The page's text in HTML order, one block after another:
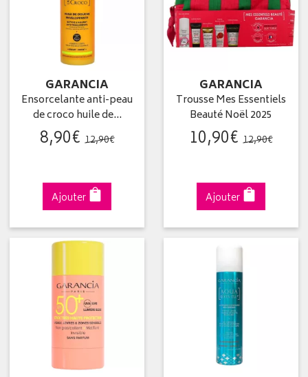
GARANCIA
Ensorcelante anti-peau
de croco huile de…
8,90€ 12,90€
Ajouter
GARANCIA
Trousse Mes Essentiels
Beauté Noël 2025
10,90€ 12,90€
Ajouter